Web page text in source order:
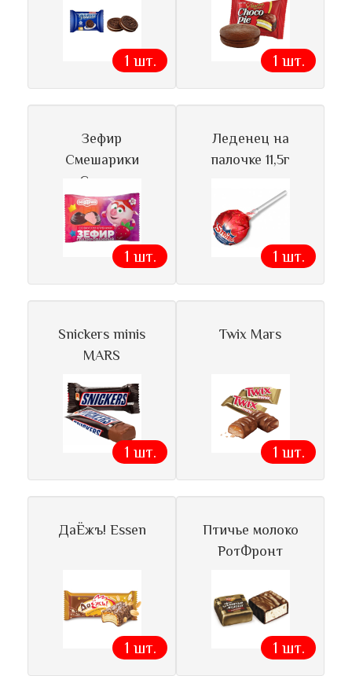
1 шт. 1 шт.
Зефир
Смешарики
Сласти
1 шт.
Леденец на
палочке 11,5г
1 шт.
Snickers minis
MARS
1 шт.
Twix Mars
1 шт.
ДаЁжъ! Essen
1 шт.
Птичье молоко
РотФронт
1 шт.